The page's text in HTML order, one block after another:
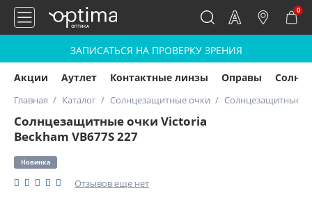
0
ЗАПИСАТЬСЯ НА ПРОВЕРКУ ЗРЕНИЯ
Акции Аутлет Контактные линзы Оправы
Главная Каталог Солнцезащитные очки Солнцезащитные
Солнцезащитные очки Victoria
Beckham VB677S 227
Новинка
Отзывов еще нет